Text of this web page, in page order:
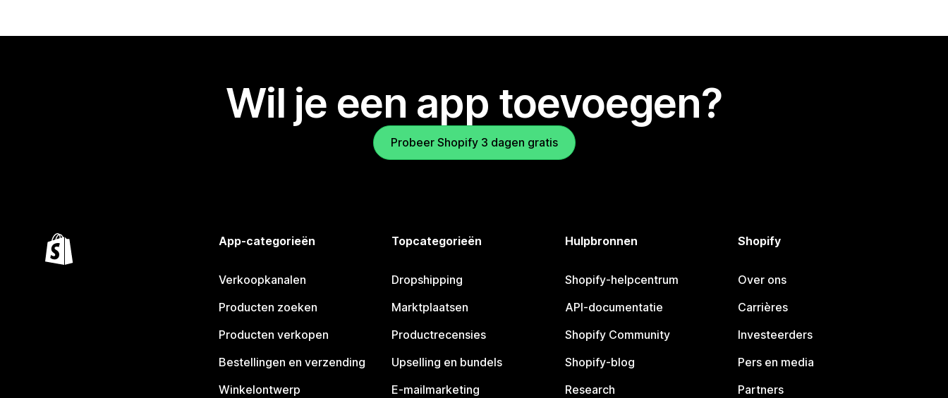
Wil je een app toevoegen?
Probeer Shopify 3 dagen gratis
App-categorieën
Verkoopkanalen
Producten zoeken
Producten verkopen
Bestellingen en verzending
Winkelontwerp
Topcategorieën
Dropshipping
Marktplaatsen
Productrecensies
Upselling en bundels
E-mailmarketing
Hulpbronnen
Shopify-helpcentrum
API-documentatie
Shopify Community
Shopify-blog
Research
Shopify
Over ons
Carrières
Investeerders
Pers en media
Partners